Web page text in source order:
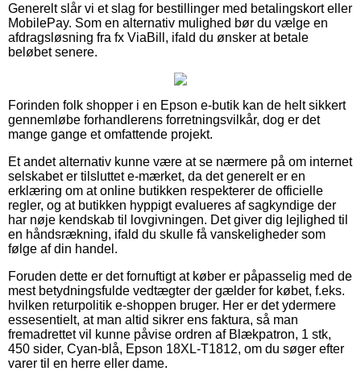
Generelt slår vi et slag for bestillinger med betalingskort eller
MobilePay. Som en alternativ mulighed bør du vælge en
afdragsløsning fra fx ViaBill, ifald du ønsker at betale
beløbet senere.
Forinden folk shopper i en Epson e-butik kan de helt sikkert
gennemløbe forhandlerens forretningsvilkår, dog er det
mange gange et omfattende projekt.
Et andet alternativ kunne være at se nærmere på om internet
selskabet er tilsluttet e-mærket, da det generelt er en
erklæring om at online butikken respekterer de officielle
regler, og at butikken hyppigt evalueres af sagkyndige der
har nøje kendskab til lovgivningen. Det giver dig lejlighed til
en håndsrækning, ifald du skulle få vanskeligheder som
følge af din handel.
Foruden dette er det fornuftigt at køber er påpasselig med de
mest betydningsfulde vedtægter der gælder for købet, f.eks.
hvilken returpolitik e-shoppen bruger. Her er det ydermere
essesentielt, at man altid sikrer ens faktura, så man
fremadrettet vil kunne påvise ordren af Blækpatron, 1 stk,
450 sider, Cyan-blå, Epson 18XL-T1812, om du søger efter
varer til en herre eller dame.